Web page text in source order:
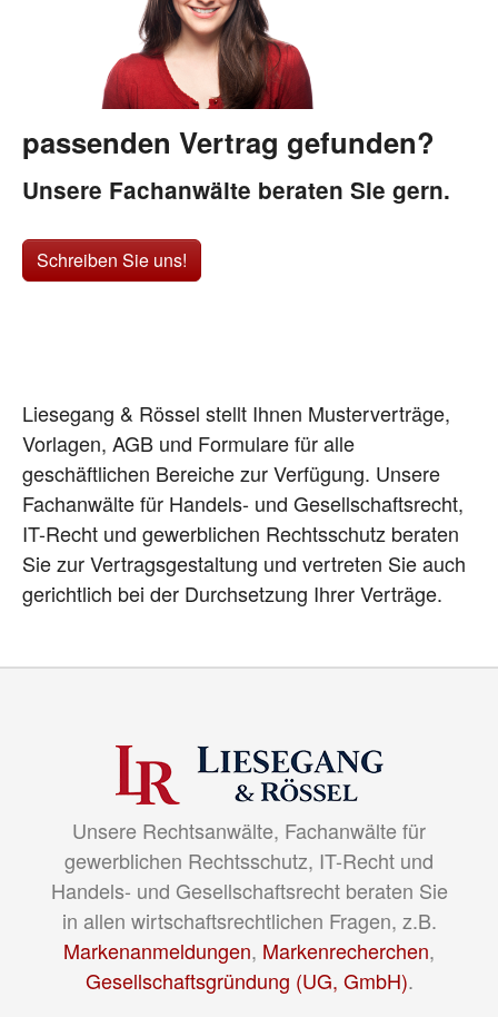
passenden Vertrag gefunden?
Unsere Fachanwälte beraten Sie gern.
Schreiben Sie uns!
Liesegang & Rössel stellt Ihnen Musterverträge,
Vorlagen, AGB und Formulare für alle
geschäftlichen Bereiche zur Verfügung. Unsere
Fachanwälte für Handels- und Gesellschaftsrecht,
IT-Recht und gewerblichen Rechtsschutz beraten
Sie zur Vertragsgestaltung und vertreten Sie auch
gerichtlich bei der Durchsetzung Ihrer Verträge.
Unsere Rechtsanwälte, Fachanwälte für
gewerblichen Rechtsschutz, IT-Recht und
Handels- und Gesellschaftsrecht beraten Sie
in allen wirtschaftsrechtlichen Fragen, z.B.
Markenanmeldungen, Markenrecherchen,
Gesellschaftsgründung (UG, GmbH).